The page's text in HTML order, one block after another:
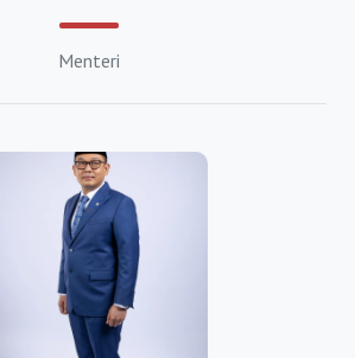
Menteri